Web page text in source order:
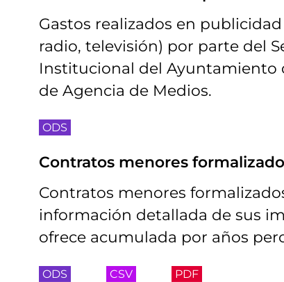
Gastos realizados en
radio, televisión) por parte del
Institucional del Ayuntamiento
de Agencia de Medios.
ODS
Contratos menores
Contratos menores
información detallada de sus
ofrece acumulada por años
ODS CSV PDF